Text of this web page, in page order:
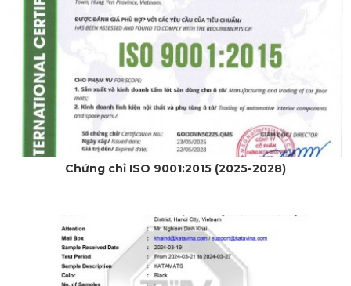
Chứng chỉ ISO 9001:2015 (2025-2028)